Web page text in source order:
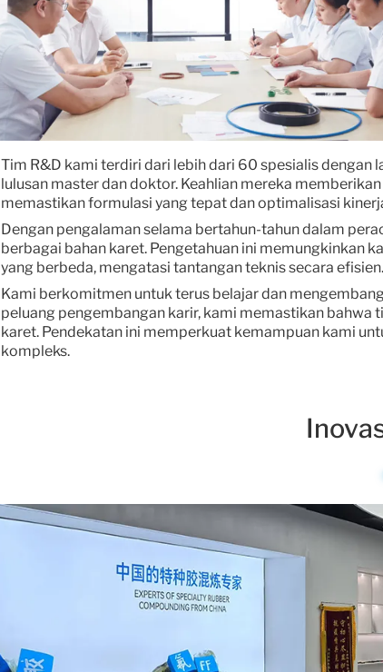
Tim R&D kami terdiri dari lebih dari 60 spesialis dengan
lulusan master dan doktor. Keahlian mereka
memastikan formulasi yang tepat dan optimalisasi
Dengan pengalaman selama bertahun-tahun dalam
berbagai bahan karet. Pengetahuan ini memungkinkan
yang berbeda, mengatasi tantangan teknis secara efisien.
Kami berkomitmen untuk terus belajar dan
peluang pengembangan karir, kami memastikan
karet. Pendekatan ini memperkuat kemampuan kami
kompleks.